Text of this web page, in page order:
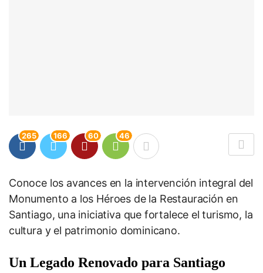
265 166 60 46
Conoce los avances en la intervención integral del
Monumento a los Héroes de la Restauración en
Santiago, una iniciativa que fortalece el turismo, la
cultura y el patrimonio dominicano.
Un Legado Renovado para Santiago